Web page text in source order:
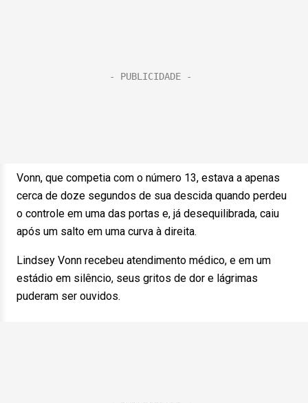
Vonn, que competia com o número 13, estava a apenas
cerca de doze segundos de sua descida quando perdeu
o controle em uma das portas e, já desequilibrada, caiu
após um salto em uma curva à direita.
Lindsey Vonn recebeu atendimento médico, e em um
estádio em silêncio, seus gritos de dor e lágrimas
puderam ser ouvidos.